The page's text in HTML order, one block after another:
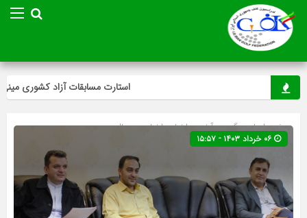
استارت مسابقات آزاد کشوری
صفحه اصلی» گروه »آخرین اخبار»اخبار»وودبال